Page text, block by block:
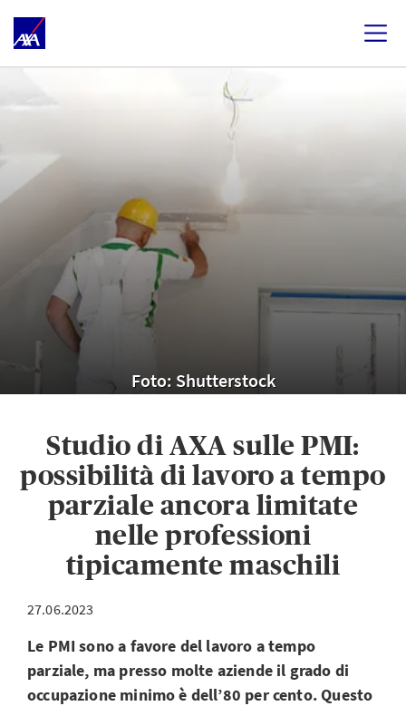
Foto: Shutterstock
Studio di AXA sulle PMI:
possibilità di lavoro a tempo
parziale ancora limitate
nelle professioni
tipicamente maschili
27.06.2023
Le PMI sono a favore del lavoro a tempo
parziale, ma presso molte aziende il grado di
occupazione minimo è dell’80 per cento. Questo